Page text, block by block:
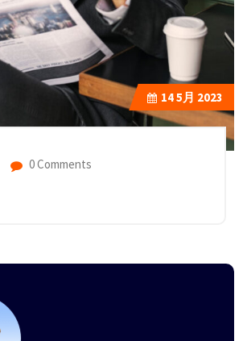
145月 2023
0 Comments